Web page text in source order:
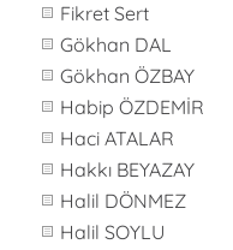
Fikret Sert
Gökhan DAL
Gökhan ÖZBAY
Habip ÖZDEMİR
Haci ATALAR
Hakkı BEYAZAY
Halil DÖNMEZ
Halil SOYLU